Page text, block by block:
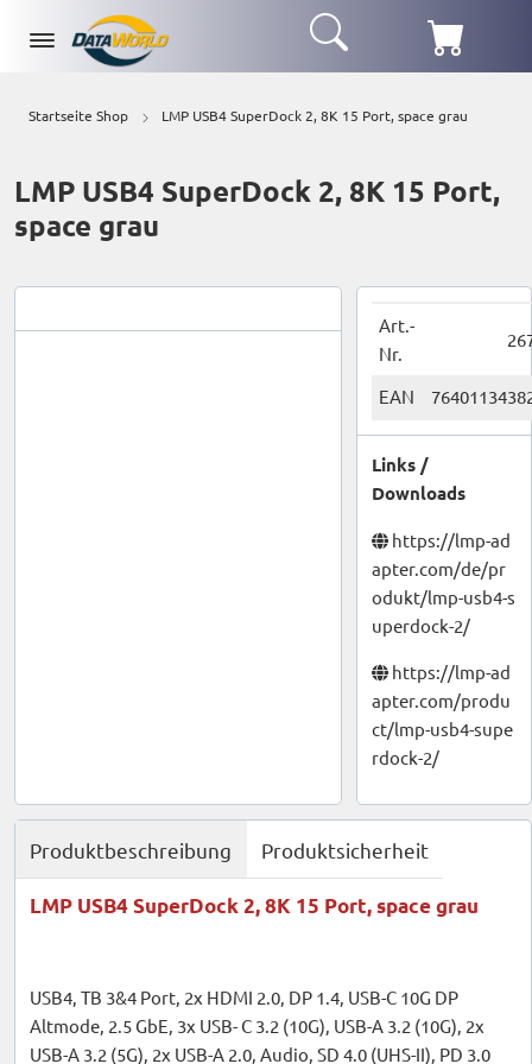
Startseite Shop LMP USB4 SuperDock 2, 8K 15 Port, space grau
LMP USB4 SuperDock 2, 8K 15 Port,
space grau
Art.-
Nr.
EAN
Links /
Downloads
https://lmp-ad
apter.com/de/pr
odukt/lmp-usb4-s
uperdock-2/
https://lmp-ad
apter.com/produ
ct/lmp-usb4-supe
rdock-2/
Produktbeschreibung Produktsicherheit
LMP USB4 SuperDock 2, 8K 15 Port, space grau
USB4, TB 3&4 Port, 2x HDMI 2.0, DP 1.4, USB-C 10G DP
Altmode, 2.5 GbE, 3x USB- C 3.2 (10G), USB-A 3.2 (10G), 2x
USB-A 3.2 (5G), 2x USB-A 2.0, Audio, SD 4.0 (UHS-II), PD 3.0